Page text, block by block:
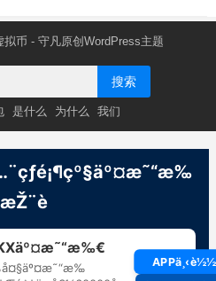
拟币 - 守凡原创 WordPress主题
搜索
是什么 为什么 我们